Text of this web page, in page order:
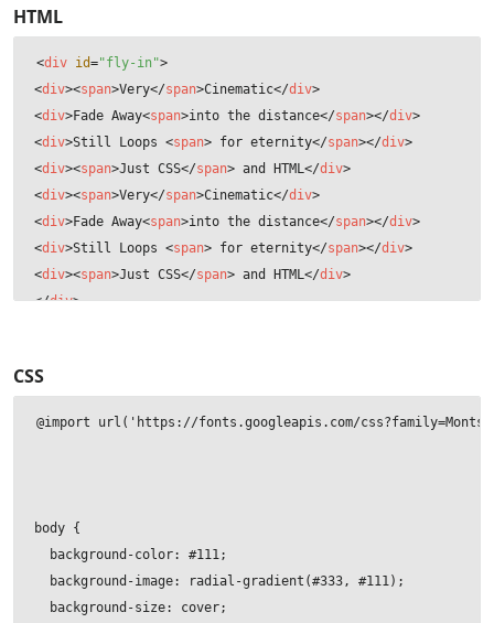
HTML
<div id="fly-in">
<div><span>Very</span>Cinematic</div>
<div>Fade Away<span>into the distance</span></div>
<div>Still Loops <span> for eternity</span></div>
<div><span>Just CSS</span> and HTML</div>
<div><span>Very</span>Cinematic</div>
<div>Fade Away<span>into the distance</span></div>
<div>Still Loops <span> for eternity</span></div>
<div><span>Just CSS</span> and HTML</div>
</div>
CSS
@import url('https://fonts.googleapis.com/
body {
  background-color: #111;
  background-image: radial-gradient(#333, #111);
  background-size: cover;